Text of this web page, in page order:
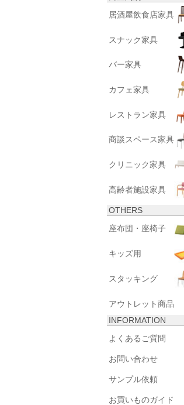
居酒屋飲食店家具
スナック家具
バー家具
カフェ家具
レストラン家具
商談スペース家具
クリニック家具
高齢者施設家具
OTHERS
座布団・座椅子
キッズ用
スタッキング
アウトレット商品
INFORMATION
よくあるご質問
お問い合わせ
サンプル依頼
お買いものガイド